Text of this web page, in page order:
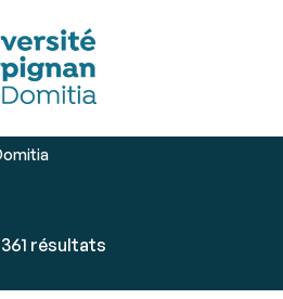
résultats
résultats